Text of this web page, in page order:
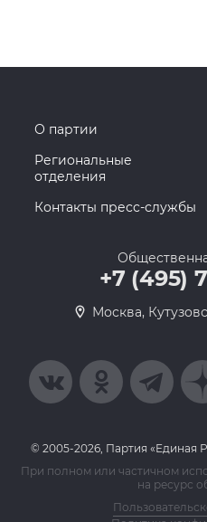
О партии
Региональные
отделения
Контакты пресс-службы
+7 (495)
Москва,
© 2005-2026, Партия «Единая
При полном или частичном
на ресурс